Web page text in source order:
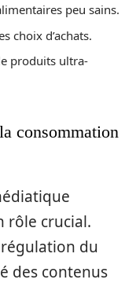
peu sains.
choix d’achats.
produits ultra-
consommation
rôle crucial.
du
des contenus